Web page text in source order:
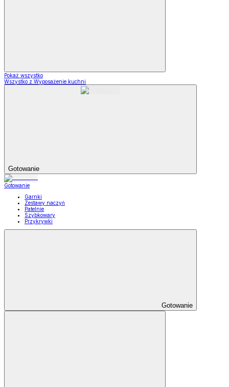
Pokaż wszystko
Wszystko z Wyposażenie kuchni
Gotowanie
Gotowanie
Garnki
Zestawy naczyń
Patelnie
Szybkowary
Przykrywki
Gotowanie